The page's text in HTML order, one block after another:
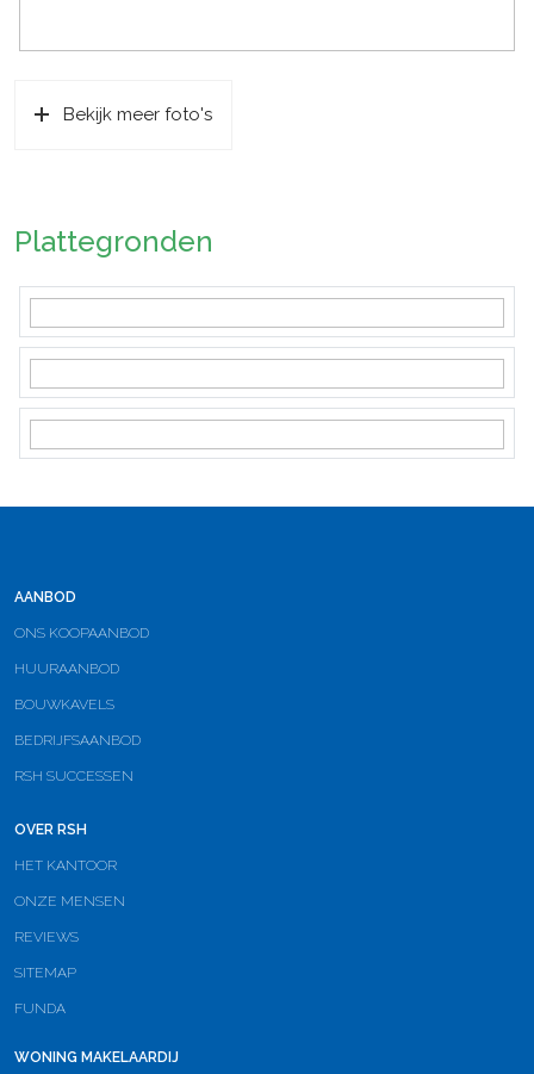
Bekijk meer foto's
Plattegronden
AANBOD
ONS KOOPAANBOD
HUURAANBOD
BOUWKAVELS
BEDRIJFSAANBOD
RSH SUCCESSEN
OVER RSH
HET KANTOOR
ONZE MENSEN
REVIEWS
SITEMAP
FUNDA
WONING MAKELAARDIJ